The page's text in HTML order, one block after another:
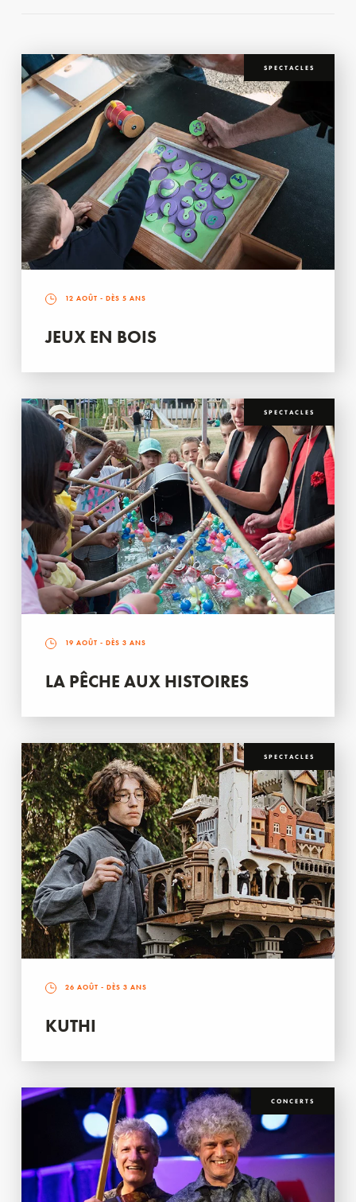
SPECTACLES
12 AOÛT - DÈS 5 ANS
JEUX EN BOIS
SPECTACLES
19 AOÛT - DÈS 3 ANS
LA PÊCHE AUX HISTOIRES
SPECTACLES
26 AOÛT - DÈS 3 ANS
KUTHI
CONCERTS